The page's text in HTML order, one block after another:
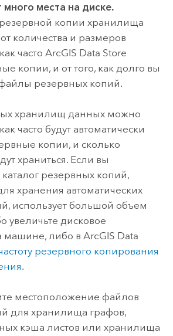
много места на диске.
копии хранилища
количества и размеров
часто ArcGIS Data Store
копии, и от того, как долго вы
резервных копий.
хранилищ данных можно
часто будут автоматически
копии, и сколько
храниться. Если вы
резервных копий,
хранения автоматических
использует большой объем
увеличьте дисковое
машине, либо в ArcGIS Data
резервного копирования
.
местоположение файлов
для хранилища графов,
кэша листов или хранилища